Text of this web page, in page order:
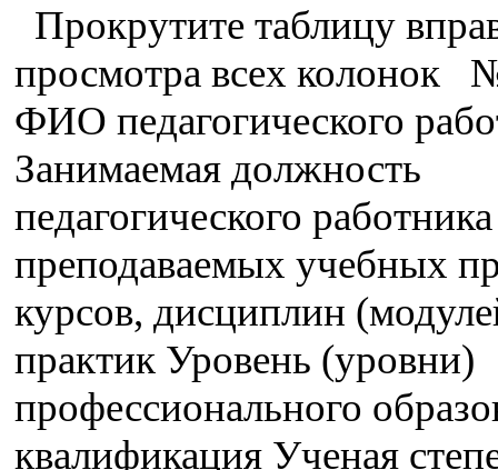
Прокрутите таблицу
просмотра всех колонок
ФИО педагогического
Занимаемая должность
педагогического
преподаваемых учебных
курсов, дисциплин
практик Уровень (уровни)
профессионального
квалификация Ученая